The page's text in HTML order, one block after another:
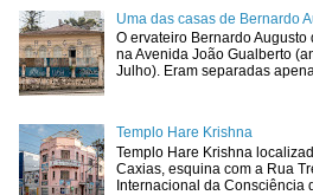
Uma das casas de Bernardo
O ervateiro Bernardo
na Avenida João Gualberto
Julho). Eram separadas
Templo Hare Krishna
Templo Hare Krishna
Caxias, esquina com a Rua
Internacional da Consciência